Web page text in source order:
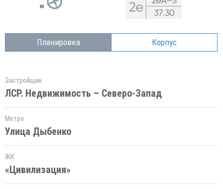
Планировка Корпус
Застройщик
ЛСР. Недвижимость – Северо-Запад
Метро
Улица Дыбенко
ЖК
«Цивилизация»